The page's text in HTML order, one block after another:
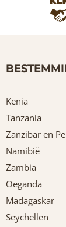
Kenia
Tanzania
Zanzibar en
Namibië
Zambia
Oeganda
Madagaskar
Seychellen